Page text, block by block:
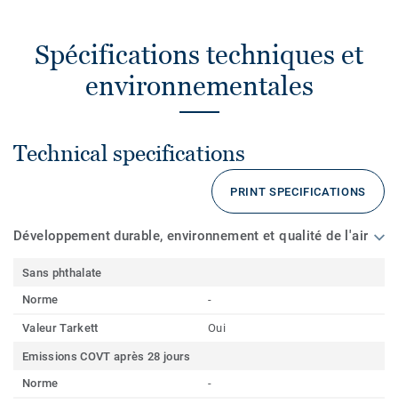
Spécifications techniques et
environnementales
Technical specifications
PRINT SPECIFICATIONS
Développement durable, environnement et qualité de l'air
Sans phthalate
Norme
-
Valeur Tarkett Oui
Emissions COVT après 28 jours
Norme
-